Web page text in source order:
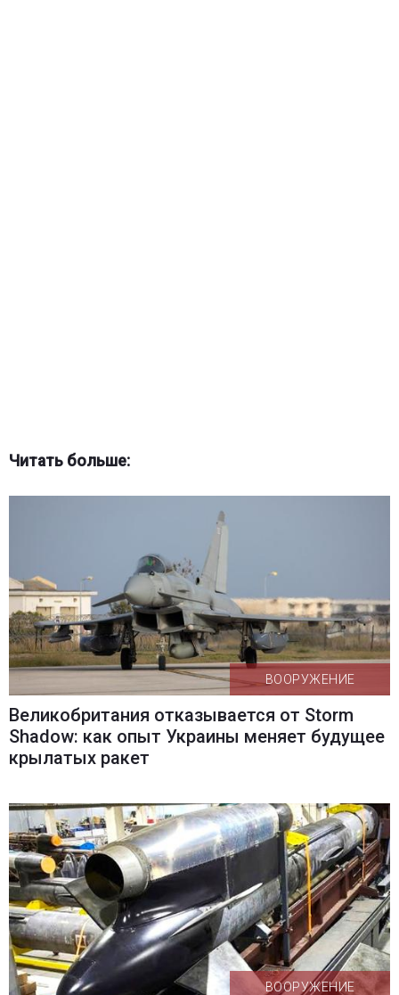
Читать больше:
ВООРУЖЕНИЕ
Великобритания отказывается от Storm
Shadow: как опыт Украины меняет будущее
крылатых ракет
ВООРУЖЕНИЕ